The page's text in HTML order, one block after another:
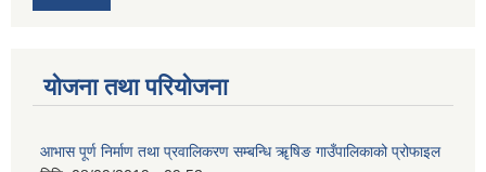
योजना तथा परियोजना
आभास पूर्ण निर्माण तथा प्रवालिकरण सम्बन्धि ॠषिङ गाउँपालिकाको प्रोफाइल